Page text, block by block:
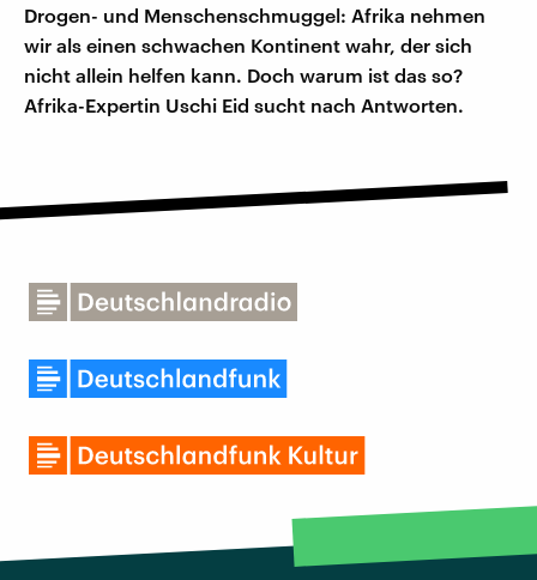
Drogen- und Menschenschmuggel: Afrika nehmen
wir als einen schwachen Kontinent wahr, der sich
nicht allein helfen kann. Doch warum ist das so?
Afrika-Expertin Uschi Eid sucht nach Antworten.